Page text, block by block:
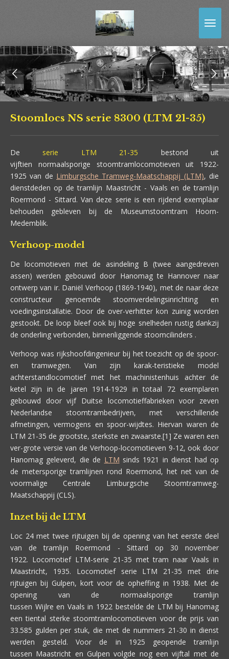
de
hoofdinhoud
Stoomlocs NS serie 8300 (LTM 21-35)
De serie LTM 21-35 bestond uit
vijftien normaalsporige stoomtramlocomotieven uit 1922-
1925 van de Limburgsche Tramweg-Maatschappij (LTM), die
dienstdeden op de tramlijn Maastricht - Vaals en de tramlijn
Roermond - Sittard. Van deze serie is een rijdend exemplaar
behouden gebleven bij de Museumstoomtram Hoorn-
Medemblik.
Verhoop-model
De locomotieven met de asindeling B (twee aangedreven
assen) werden gebouwd door Hanomag te Hannover naar
ontwerp van ir. Daniël Verhoop (1869-1940), met de naar deze
constructeur genoemde stoomverdelingsinrichting en
voedingsinstallatie. Door de over-verhitter kon zuinig worden
gestookt. De loop bleef ook bij hoge snelheden rustig dankzij
de onderling verbonden, binnenliggende stoomcilinders .
Verhoop was rijkshoofdingenieur bij het toezicht op de spoor-
en tramwegen. Van zijn karak-teristieke model
achterstandlocomotief met het machinistenhuis achter de
ketel zijn in de jaren 1914-1929 in totaal 72 exemplaren
gebouwd door vijf Duitse locomotieffabrieken voor zeven
Nederlandse stoomtrambedrijven, met verschillende
afmetingen, vermogens en spoor-wijdtes. Hiervan waren de
LTM 21-35 de grootste, sterkste en zwaarste.[1] Ze waren een
ver-grote versie van de Verhoop-locomotieven 9-12, ook door
Hanomag geleverd, die de LTM sinds 1921 in dienst had op
de metersporige tramlijnen rond Roermond, het net van de
voormalige Centrale Limburgsche Stoomtramweg-
Maatschappij (CLS).
Inzet bij de LTM
Loc 24 met twee rijtuigen bij de opening van het eerste deel
van de tramlijn Roermond - Sittard op 30 november
1922. Locomotief LTM-serie 21-35 met tram naar Vaals in
Maastricht, 1935. Locomotief serie LTM 21-35 met drie
rijtuigen bij Gulpen, kort voor de opheffing in 1938. Met de
opening van de normaalsporige tramlijn
tussen Wijlre en Vaals in 1922 bestelde de LTM bij Hanomag
een tiental sterke stoomtramlocomotieven voor de prijs van
33.585 gulden per stuk, die met de nummers 21-30 in dienst
werden gesteld. Voor de in 1925 geopende tramlijn
tussen Maastricht en Gulpen volgde nog een vijftal met de